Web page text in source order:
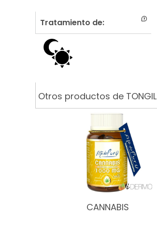
Tratamiento de:
Otros productos de TONGIL
CANNABIS